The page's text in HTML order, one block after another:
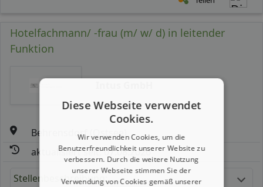
Hotelfachmann/ -frau (m/ w/ d) in leitender
Funktion
Behrensdorf (Ostsee)
aktualisiert seit: 07.08.2026
Stellenbeschreibung:
Diese Webseite verwendet
Cookies.
Wir verwenden Cookies, um die
Benutzerfreundlichkeit unserer Website zu
verbessern. Durch die weitere Nutzung
unserer Webseite stimmen Sie der
Verwendung von Cookies gemäß unserer